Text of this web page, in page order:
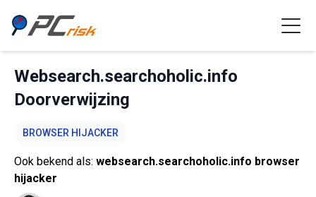
Websearch.searchoholic.info
Doorverwijzing
BROWSER HIJACKER
Ook bekend als: websearch.searchoholic.info browser
hijacker